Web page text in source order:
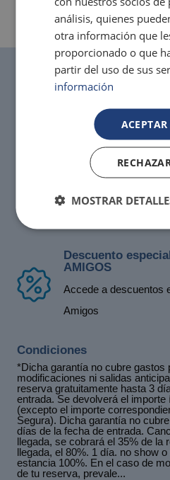
Hasta 3 días antes
de hasta el 10%
Mejor precio
protegido
Descuento
AMIGOS
Accede a descuentos
Amigos
Condiciones
*Dicha garantía no cubre gastos
modificaciones ni salidas
reserva gratuitamente hasta 3
entrada. Se devolverá el
(excepto el importe
Segura). Dicha garantía no
días de la fecha de entrada.
llegada, se cobrará el 35% de la
llegada, el 80%. 1 día. no show
estancia 100%. En el caso de
de tu reserva, prevale...
análisis, quienes
otra información que
proporcionado o que
partir del uso de sus
información
MOSTRAR